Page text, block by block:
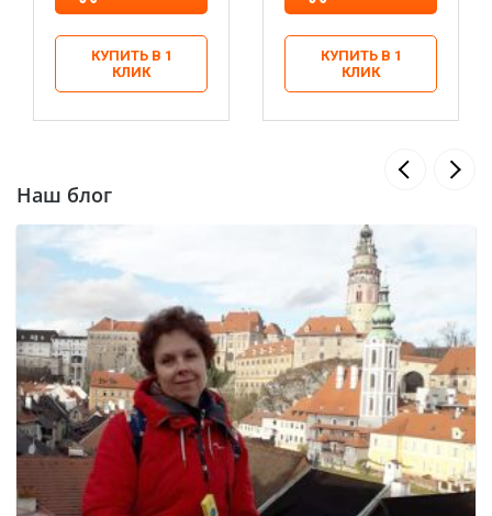
КУПИТЬ В 1
КЛИК
КУПИТЬ В 1
КЛИК
Наш блог